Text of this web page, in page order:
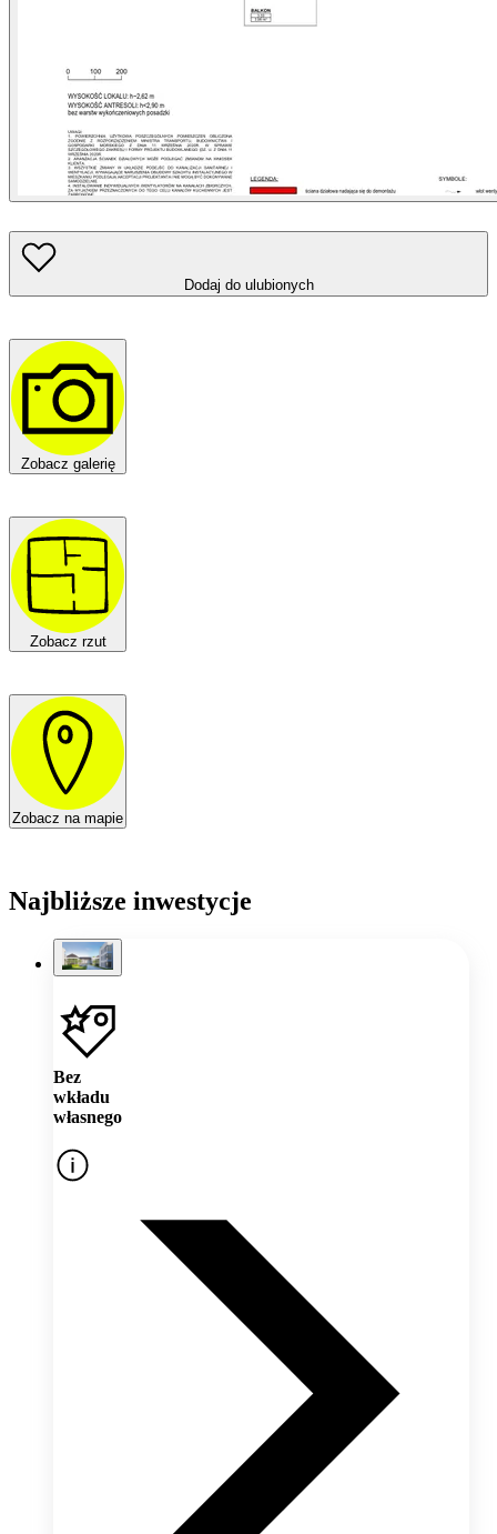
Dodaj do ulubionych
Zobacz galerię
Zobacz rzut
Zobacz na mapie
Najbliższe inwestycje
Bez
wkładu
własnego